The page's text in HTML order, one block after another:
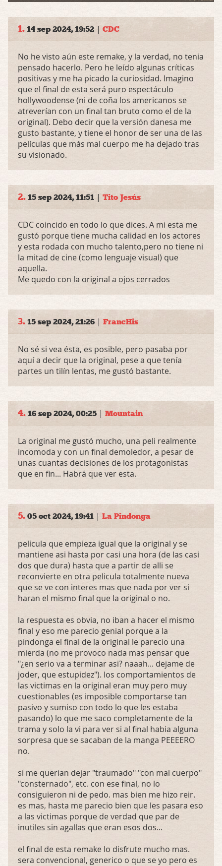
1. 14 sep 2024, 19:52 | CDC
No he visto aún este remake, y la verdad, no tenia
pensado hacerlo. Pero he leído algunas críticas
positivas y me ha picado la curiosidad. Imagino
que el final de esta será puro espectáculo
hollywoodense (ni de coña los americanos se
atreverían con un final tan bruto como el de la
original). Debo decir que la versión danesa me
gusto bastante, y tiene el honor de ser una de las
películas que más mal cuerpo me ha dejado tras
su visionado.
2. 15 sep 2024, 11:51 | Tito Jesús
CDC coincido en todo lo que dices. A mi esta me
gustó porque tiene mucha calidad en los actores
y esta rodada con mucho talento,pero no tiene ni
la mitad de cine (como lenguaje visual) que
aquella.
Me quedo con la original a ojos cerrados
3. 15 sep 2024, 21:26 | FrancHis
No sé si vea ésta, es posible, pero pasaba por
aquí a decir que la original, pese a que tenía
partes un tilín lentas, me gustó bastante.
4. 16 sep 2024, 00:25 | Mountain
La original me gustó mucho, una peli realmente
incomoda y con un final demoledor, a pesar de
unas cuantas decisiones de los protagonistas
que en fin... Habrá que ver esta.
5. 05 oct 2024, 19:41 | La Pindonga
pelicula que empieza igual que la original y se
mantiene asi hasta por casi una hora (de las casi
dos que dura) hasta que a partir de alli se
reconvierte en otra pelicula totalmente nueva
que se ve con interes mas que nada por ver si
haran el mismo final que la original o no.
la respuesta es obvia, no iban a hacer el mismo
final y eso me parecio genial porque a la
pindonga el final de la original le parecio una
mierda (no me provoco nada mas pensar que
"¿en serio va a terminar asi? naaah... dejame de
joder, que estupidez"). los comportamientos de
las victimas en la original eran muy pero muy
cuestionables (es imposible comportarse tan
pasivo y sumiso con todo lo que les estaba
pasando) lo que me saco completamente de la
trama y solo la vi para ver si al final habia alguna
sorpresa que se sacaban de la manga PEEEERO
no.
si me querian dejar "traumado" "con mal cuerpo"
"consternado", etc. con ese final, no lo
consiguieron ni de pedo. mas bien me hizo reir.
es mas, hasta me parecio bien que les pasara eso
a las victimas porque de verdad que par de
inutiles sin agallas que eran esos dos...
el final de esta remake lo disfrute mucho mas.
sera convencional, generico o que se yo pero es